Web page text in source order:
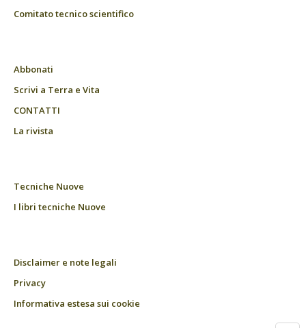
Comitato tecnico scientifico
Abbonati
Scrivi a Terra e Vita
CONTATTI
La rivista
Tecniche Nuove
I libri tecniche Nuove
Disclaimer e note legali
Privacy
Informativa estesa sui cookie